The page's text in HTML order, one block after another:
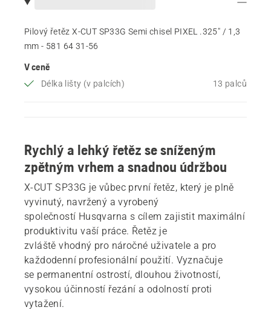
Pilový řetěz X-CUT SP33G Semi chisel PIXEL .325" / 1,3
mm - 581 64 31‑56
V ceně
Délka lišty (v palcích) 13 palců
Rychlý a lehký řetěz se sníženým
zpětným vrhem a snadnou údržbou
X-CUT SP33G je vůbec první řetěz, který je plně
vyvinutý, navržený a vyrobený
společností Husqvarna s cílem zajistit maximální
produktivitu vaší práce. Řetěz je
zvláště vhodný pro náročné uživatele a pro
každodenní profesionální použití. Vyznačuje
se permanentní ostrostí, dlouhou životností,
vysokou účinností řezání a odolností proti
vytažení.